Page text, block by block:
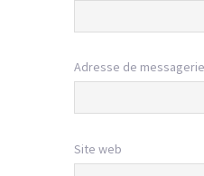
Adresse de messagerie
Site web